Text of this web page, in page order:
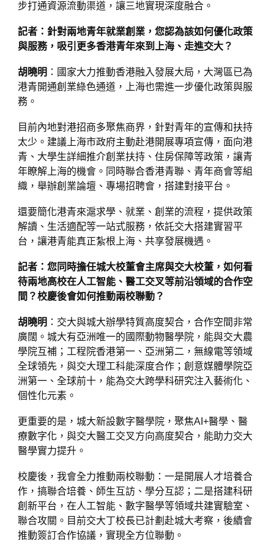
步打通資源流動渠道，讓三地實現深度融合。
記者：針對兩地青年就業創業，您認為該如何優化政策
與服務，吸引更多香港青年來到上海、走進交大？
胡曉明 ：國家大力推動香港融入發展大局，大灣區已為
港青開通創業綠色通道，上海也需進一步優化政策與服
務。
目前內地對港招商多聚焦商界，針對青年的宣傳和扶持
太少。建議上海市政府主動赴港開展專項宣傳，面向港
青、大學生詳細推介創業扶持、住房保障等政策，讓青
年瞭解上海的機會。同時聯合香港青聯、青年商會等組
織，舉辦創業論壇、專場招聘會，搭建對接平台。
還要簡化港青來滬求學、就業、創業的流程，提供政策
解讀、生活適配等一站式服務，依託交大搭建實習平
台，讓港青能真正紮根上海、共享發展機遇。
記者：您同時擔任城大校董會主席與交大校董，如何看
待兩地高校在人工智能、醫工交叉等前沿領域的合作空
間？校慶後會如何推動兩校聯動？
胡曉明 ：交大與城大辦學特質高度契合，合作空間非常
廣闊。城大有亞洲唯一的國際動物醫學院，能與交大農
學院互補；工程院香港第一、亞洲第二，無線電等領域
全球領先，與交大理工科能深度合作；創意媒體學院亞
洲第一、全球前十，能為交大跨學科研究注入藝術化、
個性化元素。
更重要的是，城大新設數字醫學院，聚焦AI+醫學、醫
療數字化，與交大醫工交叉方向高度契合，能助力交大
醫學實力提升。
校慶後，我會全力推動兩校聯動：一是開展人才培養合
作，搞聯合培養、師生互訪、學分互認；二是搭建科研
創新平台，在人工智能、數字醫學等領域共建實驗室、
聯合攻關。目前交大丁校長已計劃赴城大考察，後續會
推動簽訂合作協議，實現全方位聯動。